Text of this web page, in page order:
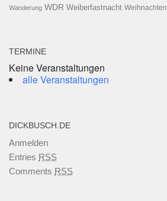
Wanderung WDR Weiberfastnacht Weihnachten
TERMINE
Keine Veranstaltungen
alle Veranstaltungen
DICKBUSCH.DE
Anmelden
Entries RSS
Comments RSS